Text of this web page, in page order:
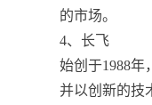
的市场。
4、长飞
始创于1988年
并以创新的技